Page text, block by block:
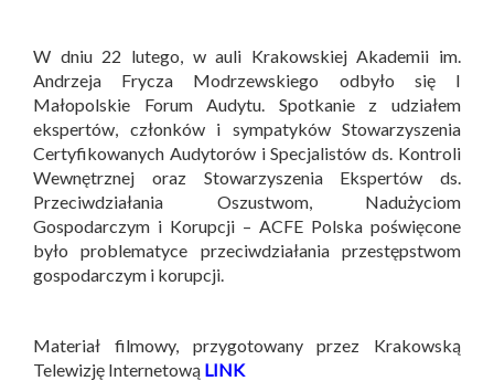
W dniu 22 lutego, w auli Krakowskiej Akademii im.
Andrzeja Frycza Modrzewskiego odbyło się I
Małopolskie Forum Audytu. Spotkanie z udziałem
ekspertów, członków i sympatyków Stowarzyszenia
Certyfikowanych Audytorów i Specjalistów ds. Kontroli
Wewnętrznej oraz Stowarzyszenia Ekspertów ds.
Przeciwdziałania Oszustwom, Nadużyciom
Gospodarczym i Korupcji – ACFE Polska poświęcone
było problematyce przeciwdziałania przestępstwom
gospodarczym i korupcji.
Materiał filmowy, przygotowany przez Krakowską
Telewizję Internetową LINK